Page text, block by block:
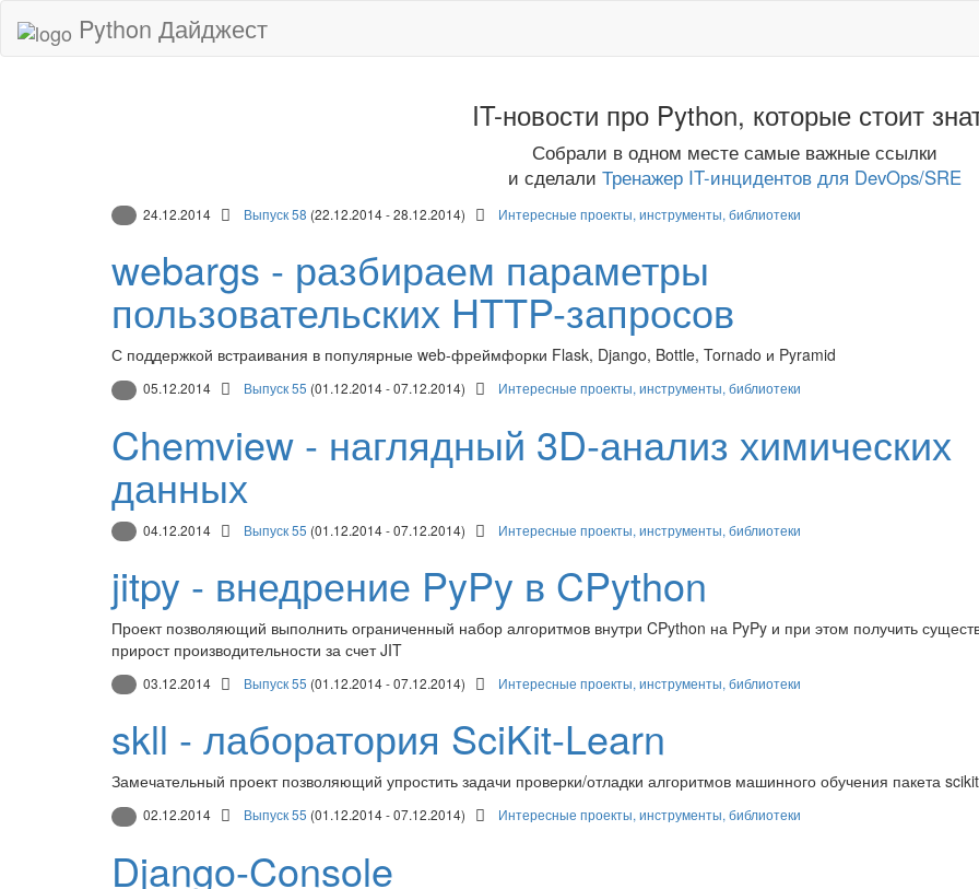
Python Дайджест
IT-новости про Python, которые стоит
Собрали в одном месте самые важные ссылки
и сделали Тренажер IT-инцидентов для DevOps/SRE
24.12.2014 Выпуск 58 (22.12.2014 - 28.12.2014) Интересные проекты, инструменты, библиотеки
webargs - разбираем параметры
пользовательских HTTP-запросов
С поддержкой встраивания в популярные web-фреймфорки Flask, Django, Bottle, Tornado и Pyramid
05.12.2014 Выпуск 55 (01.12.2014 - 07.12.2014) Интересные проекты, инструменты, библиотеки
Chemview - наглядный 3D-анализ химических
данных
04.12.2014 Выпуск 55 (01.12.2014 - 07.12.2014) Интересные проекты, инструменты, библиотеки
jitpy - внедрение PyPy в CPython
Проект позволяющий выполнить ограниченный набор алгоритмов внутри CPython на PyPy и при этом получить
прирост производительности за счет JIT
03.12.2014 Выпуск 55 (01.12.2014 - 07.12.2014) Интересные проекты, инструменты, библиотеки
skll - лаборатория SciKit-Learn
Замечательный проект позволяющий упростить задачи проверки/отладки алгоритмов машинного обучения пакета
02.12.2014 Выпуск 55 (01.12.2014 - 07.12.2014) Интересные проекты, инструменты, библиотеки
Django-Console